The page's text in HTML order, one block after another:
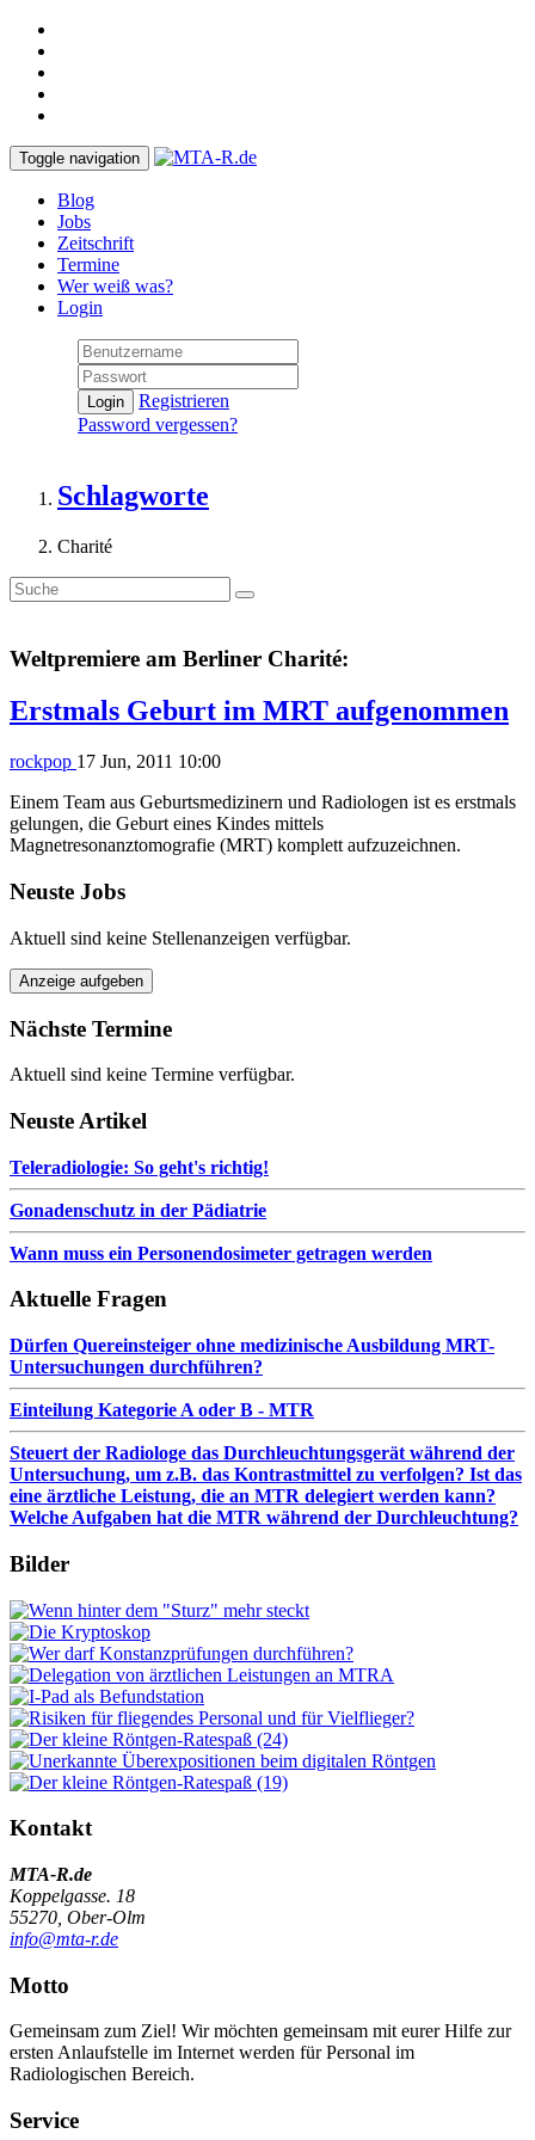
Toggle navigation
Blog
Jobs
Zeitschrift
Termine
Wer weiß was?
Login
Login
Registrieren
Password vergessen?
Schlagworte
Charité
Weltpremiere am Berliner Charité:
Erstmals Geburt im MRT aufgenommen
rockpop 17 Jun, 2011 10:00
Einem Team aus Geburtsmedizinern und Radiologen ist es erstmals
gelungen, die Geburt eines Kindes mittels
Magnetresonanztomografie (MRT) komplett aufzuzeichnen.
Neuste Jobs
Aktuell sind keine Stellenanzeigen verfügbar.
Anzeige aufgeben
Nächste Termine
Aktuell sind keine Termine verfügbar.
Neuste Artikel
Teleradiologie: So geht's richtig!
Gonadenschutz in der Pädiatrie
Wann muss ein Personendosimeter getragen werden
Aktuelle Fragen
Dürfen Quereinsteiger ohne medizinische Ausbildung MRT-
Untersuchungen durchführen?
Einteilung Kategorie A oder B - MTR
Steuert der Radiologe das Durchleuchtungsgerät während der
Untersuchung, um z.B. das Kontrastmittel zu verfolgen? Ist das
eine ärztliche Leistung, die an MTR delegiert werden kann?
Welche Aufgaben hat die MTR während der Durchleuchtung?
Bilder
Kontakt
MTA-R.de
Koppelgasse. 18
55270, Ober-Olm
info@mta-r.de
Motto
Gemeinsam zum Ziel! Wir möchten gemeinsam mit eurer Hilfe zur
ersten Anlaufstelle im Internet werden für Personal im
Radiologischen Bereich.
Service